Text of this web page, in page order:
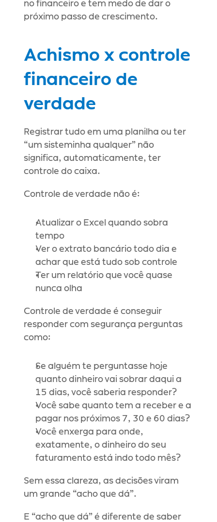
no financeiro e tem medo de dar o
próximo passo de crescimento.
Achismo x controle
financeiro de
verdade
Registrar tudo em uma planilha ou ter
“um sisteminha qualquer” não
significa, automaticamente, ter
controle do caixa.
Controle de verdade não é:
Atualizar o Excel quando sobra
tempo
Ver o extrato bancário todo dia e
achar que está tudo sob controle
Ter um relatório que você quase
nunca olha
Controle de verdade é conseguir
responder com segurança perguntas
como:
Se alguém te perguntasse hoje
quanto dinheiro vai sobrar daqui a
15 dias, você saberia responder?
Você sabe quanto tem a receber e a
pagar nos próximos 7, 30 e 60 dias?
Você enxerga para onde,
exatamente, o dinheiro do seu
faturamento está indo todo mês?
Sem essa clareza, as decisões viram
um grande “acho que dá”.
E “acho que dá” é diferente de saber